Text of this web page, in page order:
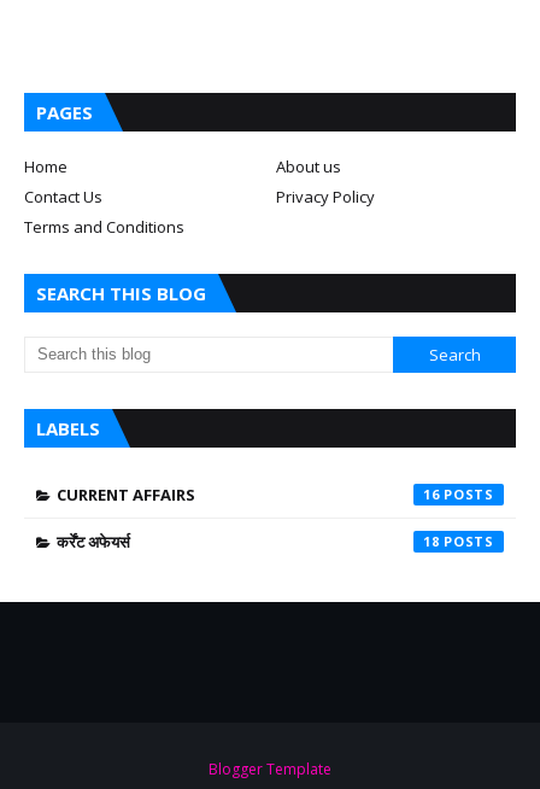
PAGES
Home
About us
Contact Us
Privacy Policy
Terms and Conditions
SEARCH THIS BLOG
LABELS
CURRENT AFFAIRS 16
कर्रेंट अफेयर्स 18
Blogger Template